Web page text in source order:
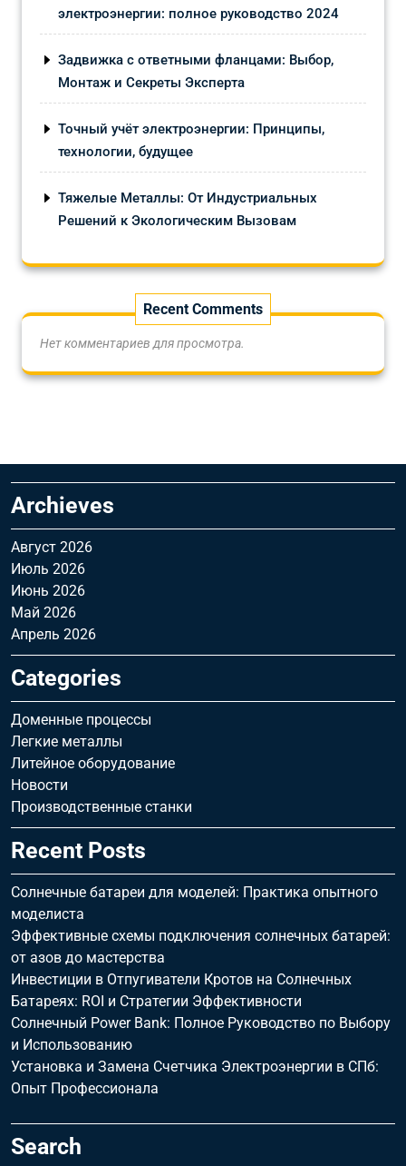
электроэнергии: полное руководство 2024
Задвижка с ответными фланцами: Выбор,
Монтаж и Секреты Эксперта
Точный учёт электроэнергии: Принципы,
технологии, будущее
Тяжелые Металлы: От Индустриальных
Решений к Экологическим Вызовам
Recent Comments
Нет комментариев для просмотра.
Archieves
Август 2026
Июль 2026
Июнь 2026
Май 2026
Апрель 2026
Categories
Доменные процессы
Легкие металлы
Литейное оборудование
Новости
Производственные станки
Recent Posts
Солнечные батареи для моделей: Практика опытного
моделиста
Эффективные схемы подключения солнечных батарей:
от азов до мастерства
Инвестиции в Отпугиватели Кротов на Солнечных
Батареях: ROI и Стратегии Эффективности
Солнечный Power Bank: Полное Руководство по Выбору
и Использованию
Установка и Замена Счетчика Электроэнергии в СПб:
Опыт Профессионала
Search